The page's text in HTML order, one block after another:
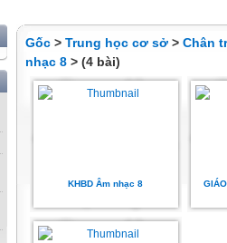
Gốc > Trung học cơ sở > Chân
nhạc 8 > (4 bài)
KHBD Âm nhạc 8